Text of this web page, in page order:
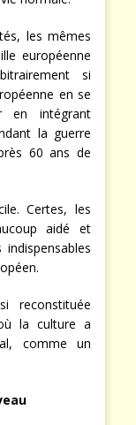
les mêmes
européenne
si
en se
en intégrant
la guerre
60 ans de
Certes, les
aidé et
reconstituée
la culture a
comme un